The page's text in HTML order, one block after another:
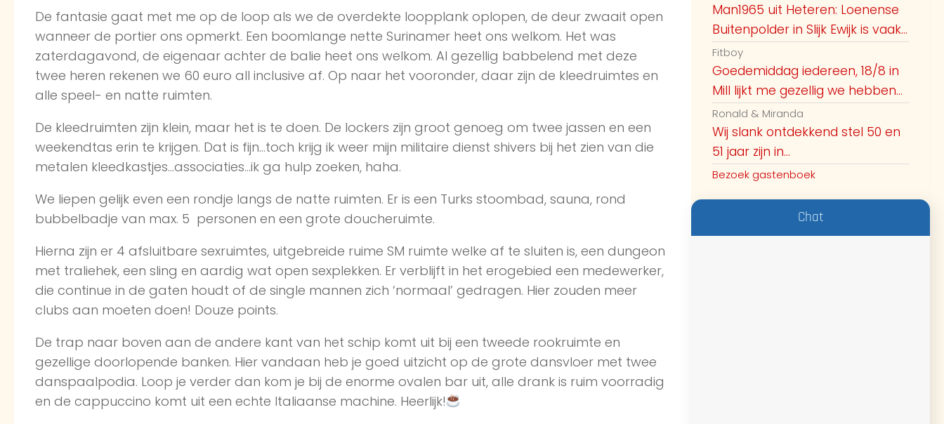
De fantasie gaat met me op de loop als we de overdekte loopplank oplopen, de deur zwaait open
wanneer de portier ons opmerkt. Een boomlange nette Surinamer heet ons welkom. Het was
zaterdagavond, de eigenaar achter de balie heet ons welkom. Al gezellig babbelend met deze
twee heren rekenen we 60 euro all inclusive af. Op naar het vooronder, daar zijn de kleedruimtes en
alle speel- en natte ruimten.
De kleedruimten zijn klein, maar het is te doen. De lockers zijn groot genoeg om twee jassen en een
weekendtas erin te krijgen. Dat is fijn…toch krijg ik weer mijn militaire dienst shivers bij het zien van die
metalen kleedkastjes…associaties…ik ga hulp zoeken, haha.
We liepen gelijk even een rondje langs de natte ruimten. Er is een Turks stoombad, sauna, rond
bubbelbadje van max. 5 personen en een grote doucheruimte.
Hierna zijn er 4 afsluitbare sexruimtes, uitgebreide ruime SM ruimte welke af te sluiten is, een dungeon
met traliehek, een sling en aardig wat open sexplekken. Er verblijft in het erogebied een medewerker,
die continue in de gaten houdt of de single mannen zich ‘normaal’ gedragen. Hier zouden meer
clubs aan moeten doen! Douze points.
De trap naar boven aan de andere kant van het schip komt uit bij een tweede rookruimte en
gezellige doorlopende banken. Hier vandaan heb je goed uitzicht op de grote dansvloer met twee
danspaalpodia. Loop je verder dan kom je bij de enorme ovalen bar uit, alle drank is ruim voorradig
en de cappuccino komt uit een echte Italiaanse machine. Heerlijk!
Man1965 uit Heteren: Loenense
Buitenpolder in Slijk Ewijk is vaak...
Fitboy
Goedemiddag iedereen, 18/8 in
Mill lijkt me gezellig we hebben...
Ronald & Miranda
Wij slank ontdekkend stel 50 en
51 jaar zijn in...
Bezoek gastenboek
Chat